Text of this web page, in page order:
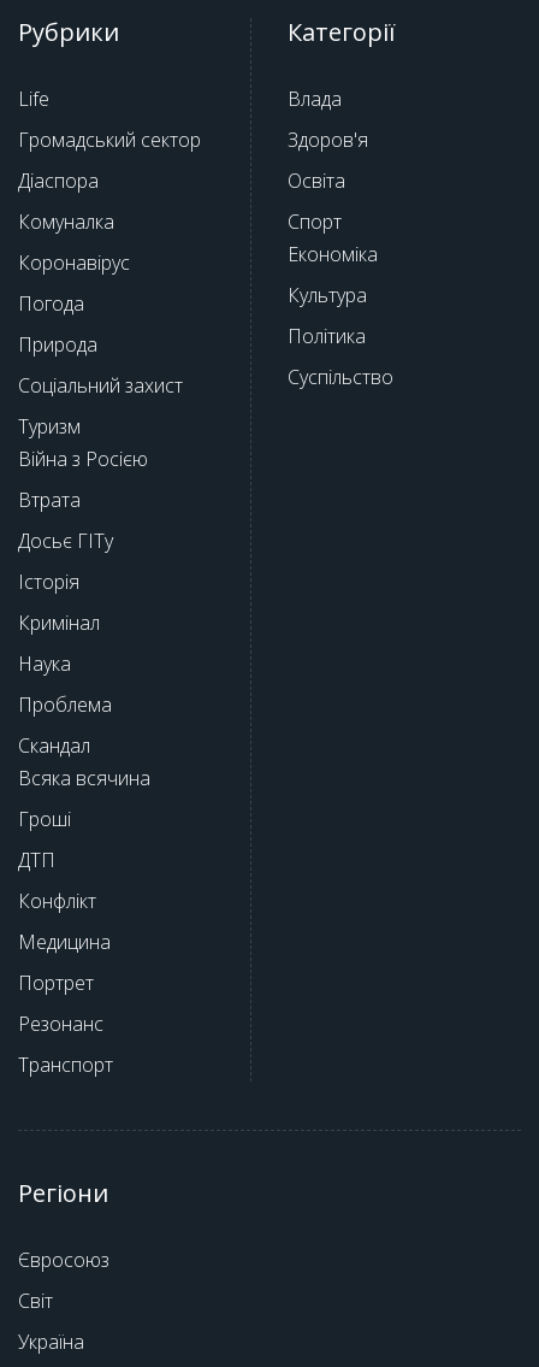
Рубрики
Life
Громадський сектор
Діаспора
Комуналка
Коронавірус
Погода
Природа
Соціальний захист
Туризм
Війна з Росією
Втрата
Досьє ГІТу
Історія
Кримінал
Наука
Проблема
Скандал
Всяка всячина
Гроші
ДТП
Конфлікт
Медицина
Портрет
Резонанс
Транспорт
Категорії
Влада
Здоров'я
Освіта
Спорт
Економіка
Культура
Політика
Суспільство
Регіони
Євросоюз
Світ
Україна